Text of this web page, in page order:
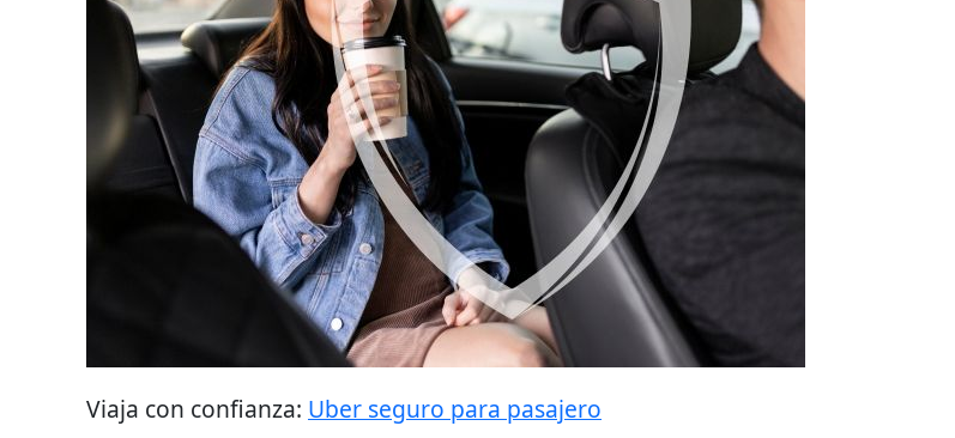
Viaja con confianza: Uber seguro para pasajero